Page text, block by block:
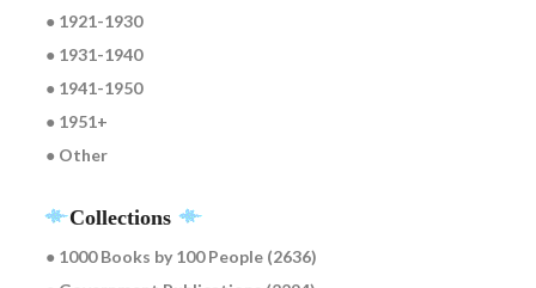
● 1921-1930
● 1931-1940
● 1941-1950
● 1951+
● Other
Collections
● 1000 Books by 100 People (2636)